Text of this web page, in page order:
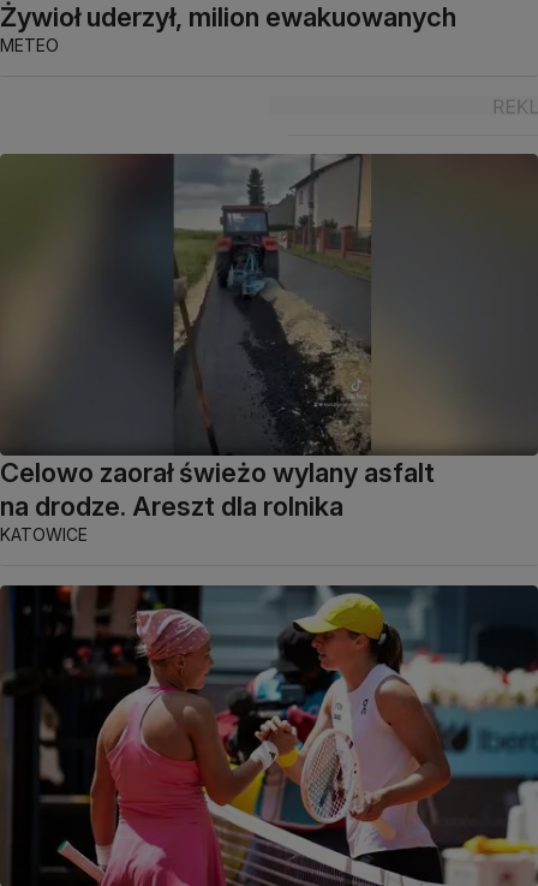
Żywioł uderzył, milion ewakuowanych
METEO
Celowo zaorał świeżo wylany asfalt
na drodze. Areszt dla rolnika
KATOWICE